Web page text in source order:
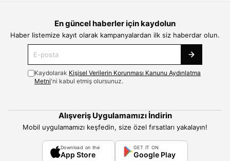
En güncel haberler için kaydolun
Haber listemize kayıt olarak kampanyalardan ilk siz haberdar olun.
Kaydolarak Kişisel Verilerin Korunması Kanunu Aydınlatma
Metni'ni kabul etmiş olursunuz.
Alışveriş Uygulamamızı İndirin
Mobil uygulamamızı keşfedin, size özel fırsatları yakalayın!
Download on the
App Store
GET IT ON
Google Play